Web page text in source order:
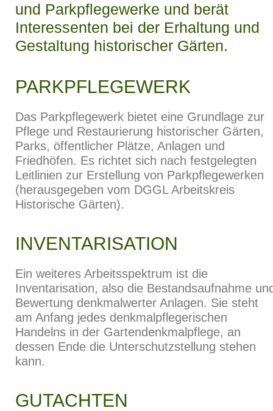
und Parkpflegewerke und berät
Interessenten bei der Erhaltung und
Gestaltung historischer Gärten.
PARKPFLEGEWERK
Das Parkpflegewerk bietet eine Grundlage zur
Pflege und Restaurierung historischer Gärten,
Parks, öffentlicher Plätze, Anlagen und
Friedhöfen. Es richtet sich nach festgelegten
Leitlinien zur Erstellung von Parkpflegewerken
(herausgegeben vom DGGL Arbeitskreis
Historische Gärten).
INVENTARISATION
Ein weiteres Arbeitsspektrum ist die
Inventarisation, also die Bestandsaufnahme
Bewertung denkmalwerter Anlagen. Sie steht
am Anfang jedes denkmalpflegerischen
Handelns in der Gartendenkmalpflege, an
dessen Ende die Unterschutzstellung stehen
kann.
GUTACHTEN